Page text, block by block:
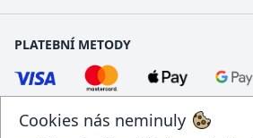
Cookies nás neminuly
PLATEBNÍ METODY